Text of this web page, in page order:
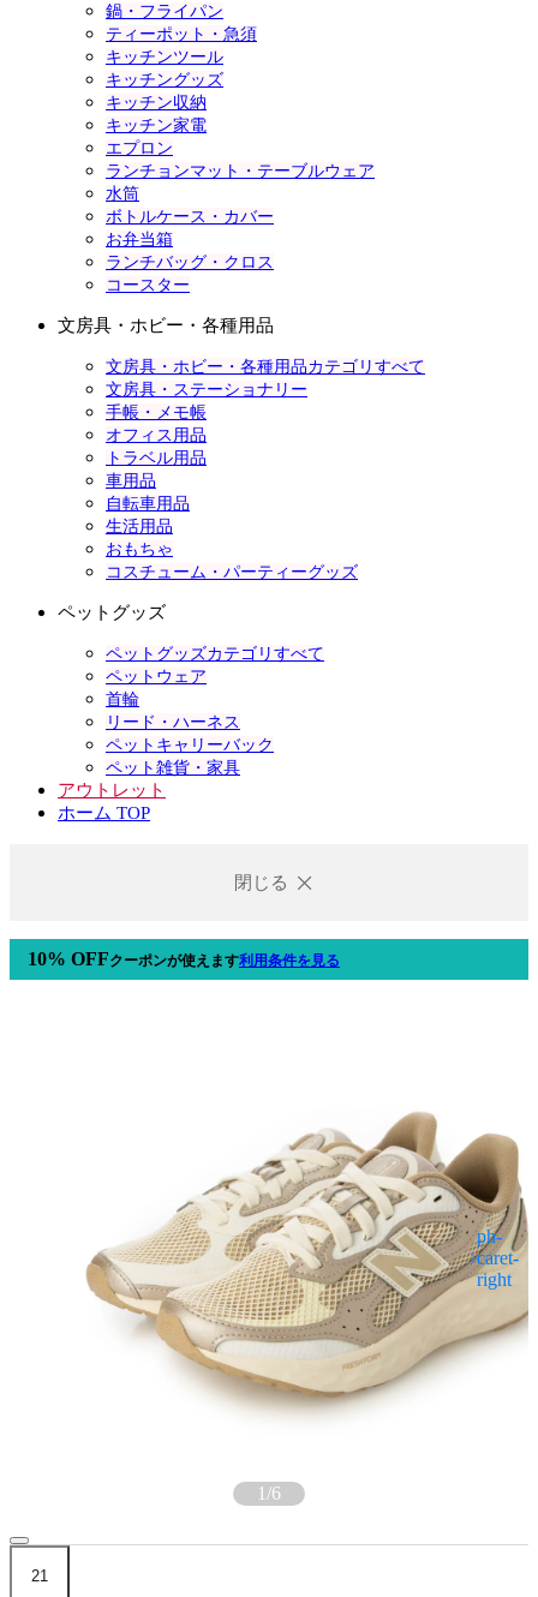
鍋・フライパン
ティーポット・急須
キッチンツール
キッチングッズ
キッチン収納
キッチン家電
エプロン
ランチョンマット・テーブルウェア
水筒
ボトルケース・カバー
お弁当箱
ランチバッグ・クロス
コースター
文房具・ホビー・各種用品
文房具・ホビー・各種用品カテゴリすべて
文房具・ステーショナリー
手帳・メモ帳
オフィス用品
トラベル用品
車用品
自転車用品
生活用品
おもちゃ
コスチューム・パーティーグッズ
ペットグッズ
ペットグッズカテゴリすべて
ペットウェア
首輪
リード・ハーネス
ペットキャリーバック
ペット雑貨・家具
アウトレット
ホーム TOP
閉じる
10% OFFクーポンが使えます利用条件を見る
1/6
21